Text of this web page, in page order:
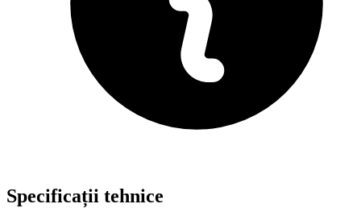
Specificații tehnice